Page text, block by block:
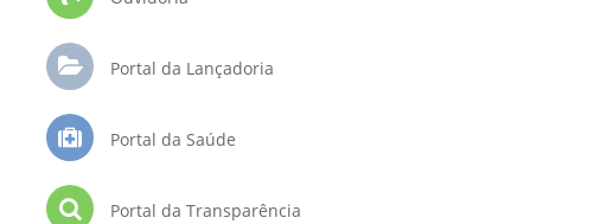
Portal da Lançadoria
Portal da Saúde
Portal da Transparência